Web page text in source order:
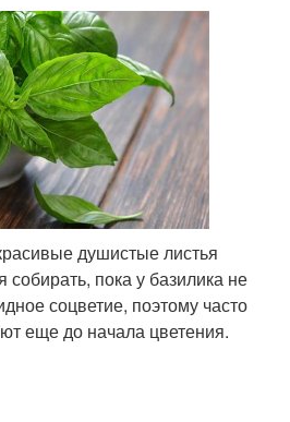
душистые листья
собирать, пока у базилика не
соцветие, поэтому часто
еще до начала цветения.